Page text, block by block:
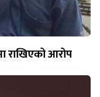
राखिएको आरोप